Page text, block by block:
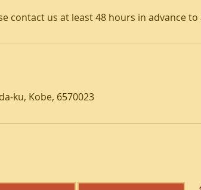
contact us at least 48 hours in advance
ku, Kobe, 6570023